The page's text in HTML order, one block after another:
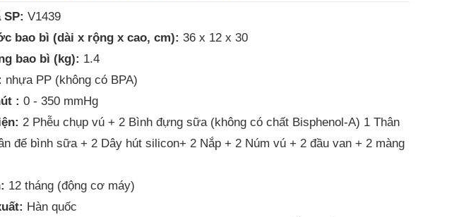
SP: V1439
bao bì (dài x rộng x cao, cm): 36 x 12 x 30
bao bì (kg): 1.4
nhựa PP (không có BPA)
: 0 - 350 mmHg
2 Phễu chụp vú + 2 Bình đựng sữa (không có chất Bisphenol-A) 1 Thân
đế bình sữa + 2 Dây hút silicon+ 2 Nắp + 2 Núm vú + 2 đầu van + 2 màng
12 tháng (động cơ máy)
Hàn quốc